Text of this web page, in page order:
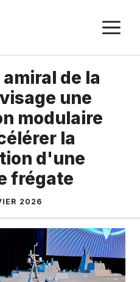
de la
une
modulaire
la
d'une
frégate
2026